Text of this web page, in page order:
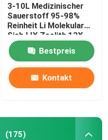
3-10L Medizinischer
Sauerstoff 95-98%
Reinheit Li Molekular
Sieb LIX Zeolith 13X
Lithium Zeolith
Sauerstoff für
Sauerstoffkonzentrator
Bestpreis
Kontakt
(175)